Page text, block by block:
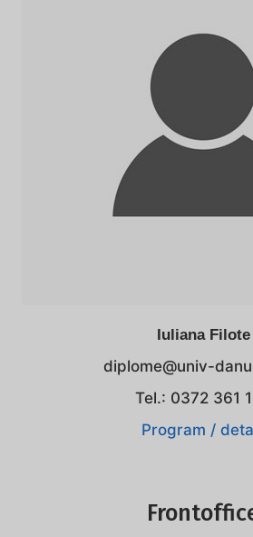
Iuliana Filote
diplome@univ-
Tel.: 0372 361
Program /